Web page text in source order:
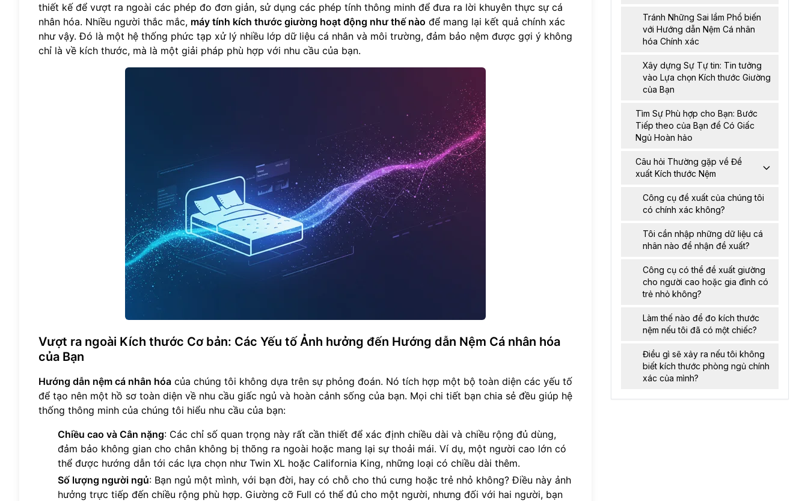
thiết kế để vượt ra ngoài các phép đo đơn giản, sử dụng các phép tính thông minh để đưa ra lời khuyên thực sự cá
nhân hóa. Nhiều người thắc mắc, máy tính kích thước giường hoạt động như thế nào để mang lại kết quả chính xác
như vậy. Đó là một hệ thống phức tạp xử lý nhiều lớp dữ liệu cá nhân và môi trường, đảm bảo nệm được gợi ý không
chỉ là về kích thước, mà là một giải pháp phù hợp với nhu cầu của bạn.
Vượt ra ngoài Kích thước Cơ bản: Các Yếu tố Ảnh hưởng đến Hướng dẫn Nệm Cá nhân hóa
của Bạn
Hướng dẫn nệm cá nhân hóa của chúng tôi không dựa trên sự phỏng đoán. Nó tích hợp một bộ toàn diện các yếu tố
để tạo nên một hồ sơ toàn diện về nhu cầu giấc ngủ và hoàn cảnh sống của bạn. Mọi chi tiết bạn chia sẻ đều giúp hệ
thống thông minh của chúng tôi hiểu nhu cầu của bạn:
Chiều cao và Cân nặng: Các chỉ số quan trọng này rất cần thiết để xác định chiều dài và chiều rộng đủ dùng,
đảm bảo không gian cho chân không bị thõng ra ngoài hoặc mang lại sự thoải mái. Ví dụ, một người cao lớn có
thể được hướng dẫn tới các lựa chọn như Twin XL hoặc California King, những loại có chiều dài thêm.
Số lượng người ngủ: Bạn ngủ một mình, với bạn đời, hay có chỗ cho thú cưng hoặc trẻ nhỏ không? Điều này ảnh
hưởng trực tiếp đến chiều rộng phù hợp. Giường cỡ Full có thể đủ cho một người, nhưng đối với hai người, bạn
Tránh Những Sai lầm Phổ biến
với Hướng dẫn Nệm Cá nhân
hóa Chính xác
Xây dựng Sự Tự tin: Tin tưởng
vào Lựa chọn Kích thước Giường
của Bạn
Tìm Sự Phù hợp cho Bạn: Bước
Tiếp theo của Bạn để Có Giấc
Ngủ Hoàn hảo
Câu hỏi Thường gặp về Đề
xuất Kích thước Nệm
Công cụ đề xuất của chúng tôi
có chính xác không?
Tôi cần nhập những dữ liệu cá
nhân nào để nhận đề xuất?
Công cụ có thể đề xuất giường
cho người cao hoặc gia đình có
trẻ nhỏ không?
Làm thế nào để đo kích thước
nệm nếu tôi đã có một chiếc?
Điều gì sẽ xảy ra nếu tôi không
biết kích thước phòng ngủ chính
xác của mình?